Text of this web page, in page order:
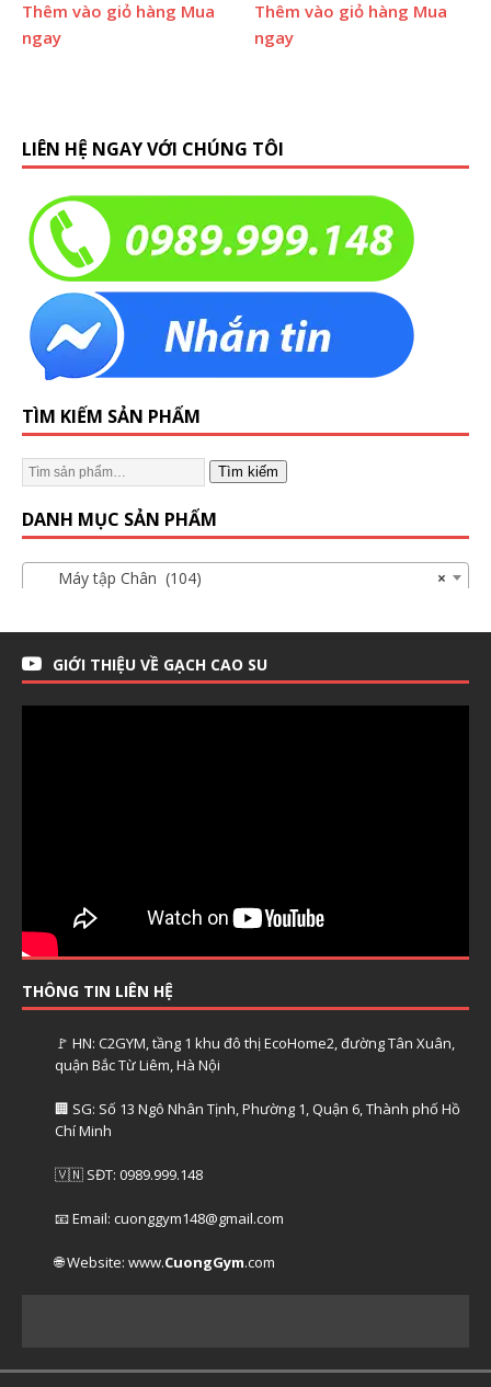
Thêm vào giỏ hàng Mua
ngay
Thêm vào giỏ hàng Mua
ngay
LIÊN HỆ NGAY VỚI CHÚNG TÔI
TÌM KIẾM SẢN PHẨM
Tìm kiếm
DANH MỤC SẢN PHẨM
×
Máy tập Chân (104)
GIỚI THIỆU VỀ GẠCH CAO SU
THÔNG TIN LIÊN HỆ
🚩 HN: C2GYM, tầng 1 khu đô thị EcoHome2, đường Tân Xuân,
quận Bắc Từ Liêm, Hà Nội
🏢 SG: Số 13 Ngô Nhân Tịnh, Phường 1, Quận 6, Thành phố Hồ
Chí Minh
🇻🇳 SĐT: 0989.999.148
📧 Email: cuonggym148@gmail.com
🌐 Website: www.CuongGym.com